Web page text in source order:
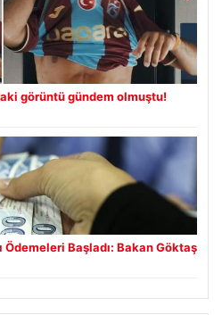
görüntü gündem olmuştu!
Ödemeleri Başladı: Bakan Göktaş